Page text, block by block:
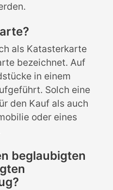
als Katasterkarte
bezeichnet. Auf
in einem
Solch eine
den Kauf als auch
oder eines
beglaubigten